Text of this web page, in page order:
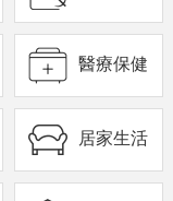
醫療保健
居家生活